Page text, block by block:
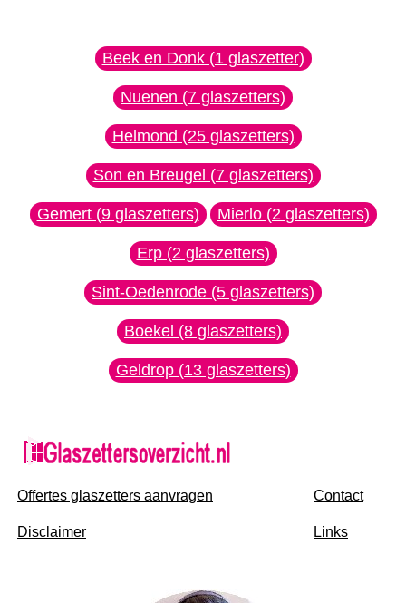
Beek en Donk (1 glaszetter)
Nuenen (7 glaszetters)
Helmond (25 glaszetters)
Son en Breugel (7 glaszetters)
Gemert (9 glaszetters) Mierlo (2 glaszetters)
Erp (2 glaszetters)
Sint-Oedenrode (5 glaszetters)
Boekel (8 glaszetters)
Geldrop (13 glaszetters)
Offertes glaszetters aanvragen
Disclaimer
Contact
Links